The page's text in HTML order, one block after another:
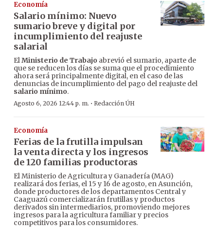
Economía
Salario mínimo: Nuevo
sumario breve y digital por
incumplimiento del reajuste
salarial
ElMinisterio de Trabajo abrevió el sumario, aparte de
que se reducen los días se suma que el procedimiento
ahora será principalmente digital, en el caso de las
denuncias de incumplimiento del pago del reajuste del
salario mínimo.
Agosto 6, 2026 12:44 p. m. · Redacción ÚH
Economía
Ferias de la frutilla impulsan
la venta directa y los ingresos
de 120 familias productoras
El Ministerio de Agricultura y Ganadería (MAG)
realizará dos ferias, el 15 y 16 de agosto, en Asunción,
donde productores de los departamentos Central y
Caaguazú comercializarán frutillas y productos
derivados sin intermediarios, promoviendo mejores
ingresos para la agricultura familiar y precios
competitivos para los consumidores.